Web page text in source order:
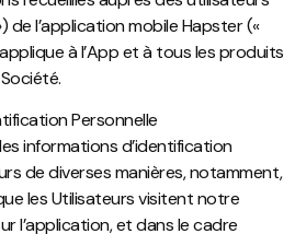
de l’application mobile Hapster («
à l’App et à tous les produits
Personnelle
informations d’identification
de diverses manières, notamment,
les Utilisateurs visitent notre
l’application, et dans le cadre